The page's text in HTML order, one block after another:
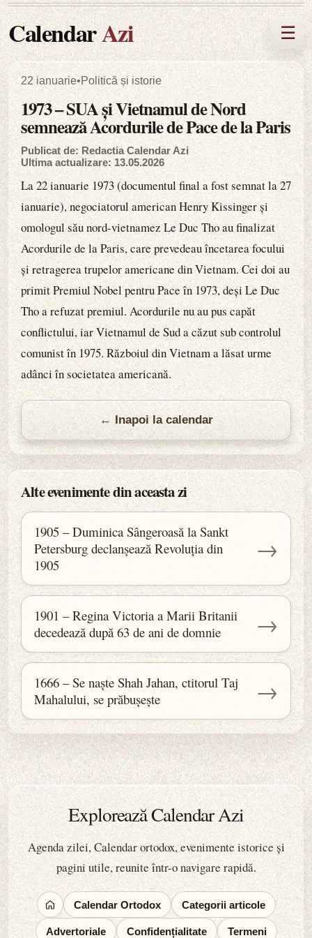
CalendarAzi ☰
22 ianuarie•Politică și istorie
1973 – SUA și Vietnamul de Nord
semnează Acordurile de Pace de la Paris
Publicat de: Redactia Calendar Azi
Ultima actualizare: 13.05.2026
La 22 ianuarie 1973 (documentul final a fost semnat la 27
ianuarie), negociatorul american Henry Kissinger și
omologul său nord-vietnamez Le Duc Tho au finalizat
Acordurile de la Paris, care prevedeau încetarea focului
și retragerea trupelor americane din Vietnam. Cei doi au
primit Premiul Nobel pentru Pace în 1973, deși Le Duc
Tho a refuzat premiul. Acordurile nu au pus capăt
conflictului, iar Vietnamul de Sud a căzut sub controlul
comunist în 1975. Războiul din Vietnam a lăsat urme
adânci în societatea americană.
← Inapoi la calendar
Alte evenimente din aceasta zi
1905 – Duminica Sângeroasă la Sankt
Petersburg declanșează Revoluția din
1905
→
1901 – Regina Victoria a Marii Britanii
decedează după 63 de ani de domnie
→
1666 – Se naște Shah Jahan, ctitorul Taj
Mahalului, se prăbușește
→
Explorează Calendar Azi
Agenda zilei, Calendar ortodox, evenimente istorice și
pagini utile, reunite într-o navigare rapidă.
Calendar Ortodox Categorii articole
Advertoriale Confidențialitate Termeni